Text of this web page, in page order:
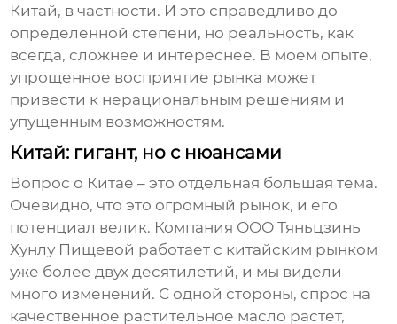
Китай, в частности. И это справедливо до
определенной степени, но реальность, как
всегда, сложнее и интереснее. В моем опыте,
упрощенное восприятие рынка может
привести к нерациональным решениям и
упущенным возможностям.
Китай: гигант, но с нюансами
Вопрос о Китае – это отдельная большая тема.
Очевидно, что это огромный рынок, и его
потенциал велик. Компания ООО Тяньцзинь
Хунлу Пищевой работает с китайским рынком
уже более двух десятилетий, и мы видели
много изменений. С одной стороны, спрос на
качественное растительное масло растет,